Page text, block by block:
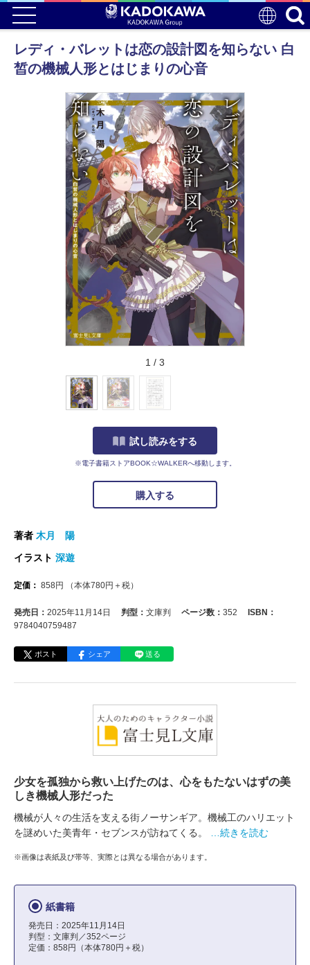
レディ・バレットは恋の設計図を知らない 白
皙の機械人形とはじまりの心音
1 / 3
試し読みをする
※電子書籍ストアBOOK☆WALKERへ移動します。
購入する
著者 木月 陽
イラスト 深遊
定価： 858円 （本体780円＋税）
発売日： 2025年11月14日 判型： 文庫判 ページ数： 352
ISBN：
9784040759487
ポスト シェア 送る
少女を孤独から救い上げたのは、心をもたないはずの美
しき機械人形だった
機械が人々の生活を支える街ノーサンギア。機械工のハリエット
を謎めいた美青年・セブンスが訪ねてくる。
…続きを読む
※画像は表紙及び帯等、実際とは異なる場合があります。
紙書籍
発売日：2025年11月14日
判型：文庫判／352ページ
定価：858円（本体780円＋税）